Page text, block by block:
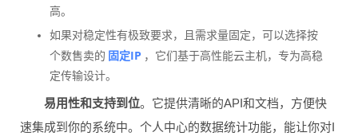
高。
如果对稳定性有极致要求，且需求量固定，可以选择按
个数售卖的 固定IP ，它们基于高性能云主机，专为高稳
定传输设计。
易用性和支持到位。它提供清晰的API和文档，方便快
速集成到你的系统中。个人中心的数据统计功能，能让你对I